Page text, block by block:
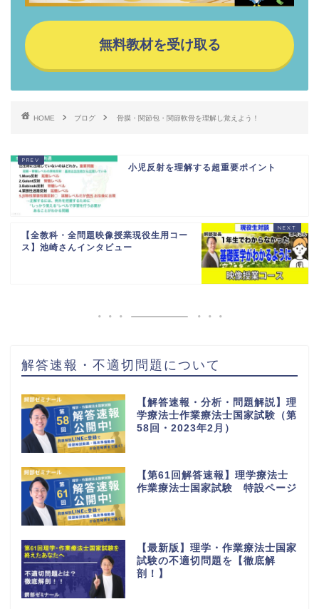
無料教材を受け取る
HOME ブログ 骨膜・関節包・関節軟骨を理解し覚えよう！
小児反射を理解する超重要ポイント
【全教科・全問題映像授業現役生用コー
ス】池崎さんインタビュー
解答速報・不適切問題について
【解答速報・分析・問題解説】理
学療法士作業療法士国家試験（第
58回・2023年2月）
【第61回解答速報】理学療法士
作業療法士国家試験 特設ページ
【最新版】理学・作業療法士国家
試験の不適切問題を【徹底解
剖！】